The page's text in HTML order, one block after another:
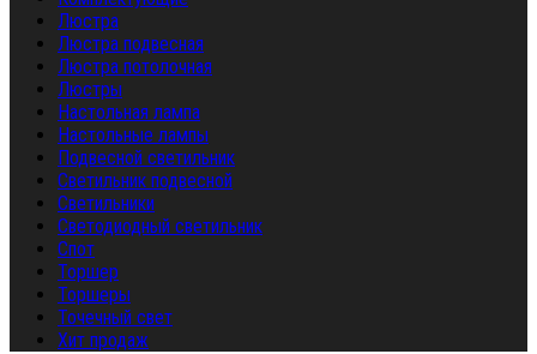
Люстра
Люстра подвесная
Люстра потолочная
Люстры
Настольная лампа
Настольные лампы
Подвесной светильник
Светильник подвесной
Светильники
Светодиодный светильник
Спот
Торшер
Торшеры
Точечный свет
Хит продаж